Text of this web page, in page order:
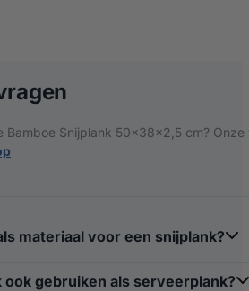
Bamboe Snijplank 50x38x2,5 cm?
materiaal voor een snijplank?
ook gebruiken als serveerplank?